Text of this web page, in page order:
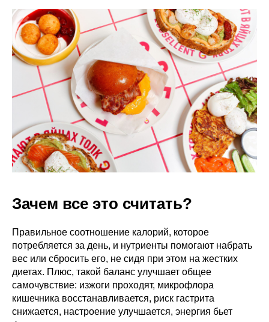
Зачем все это считать?
Правильное соотношение калорий, которое
потребляется за день, и нутриенты помогают набрать
вес или сбросить его, не сидя при этом на жестких
диетах. Плюс, такой баланс улучшает общее
самочувствие: изжоги проходят, микрофлора
кишечника восстанавливается, риск гастрита
снижается, настроение улучшается, энергия бьет